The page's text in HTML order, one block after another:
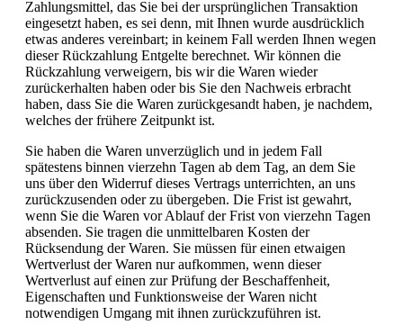
Zahlungsmittel, das Sie bei der ursprünglichen Transaktion
eingesetzt haben, es sei denn, mit Ihnen wurde ausdrücklich
etwas anderes vereinbart; in keinem Fall werden Ihnen wegen
dieser Rückzahlung Entgelte berechnet. Wir können die
Rückzahlung verweigern, bis wir die Waren wieder
zurückerhalten haben oder bis Sie den Nachweis erbracht
haben, dass Sie die Waren zurückgesandt haben, je nachdem,
welches der frühere Zeitpunkt ist.
Sie haben die Waren unverzüglich und in jedem Fall
spätestens binnen vierzehn Tagen ab dem Tag, an dem Sie
uns über den Widerruf dieses Vertrags unterrichten, an uns
zurückzusenden oder zu übergeben. Die Frist ist gewahrt,
wenn Sie die Waren vor Ablauf der Frist von vierzehn Tagen
absenden. Sie tragen die unmittelbaren Kosten der
Rücksendung der Waren. Sie müssen für einen etwaigen
Wertverlust der Waren nur aufkommen, wenn dieser
Wertverlust auf einen zur Prüfung der Beschaffenheit,
Eigenschaften und Funktionsweise der Waren nicht
notwendigen Umgang mit ihnen zurückzuführen ist.